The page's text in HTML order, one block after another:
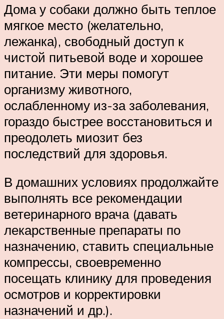
Дома у собаки должно быть теплое
мягкое место (желательно,
лежанка), свободный доступ к
чистой питьевой воде и хорошее
питание. Эти меры помогут
организму животного,
ослабленному из-за заболевания,
гораздо быстрее восстановиться и
преодолеть миозит без
последствий для здоровья.
В домашних условиях продолжайте
выполнять все рекомендации
ветеринарного врача (давать
лекарственные препараты по
назначению, ставить специальные
компрессы, своевременно
посещать клинику для проведения
осмотров и корректировки
назначений и др.).